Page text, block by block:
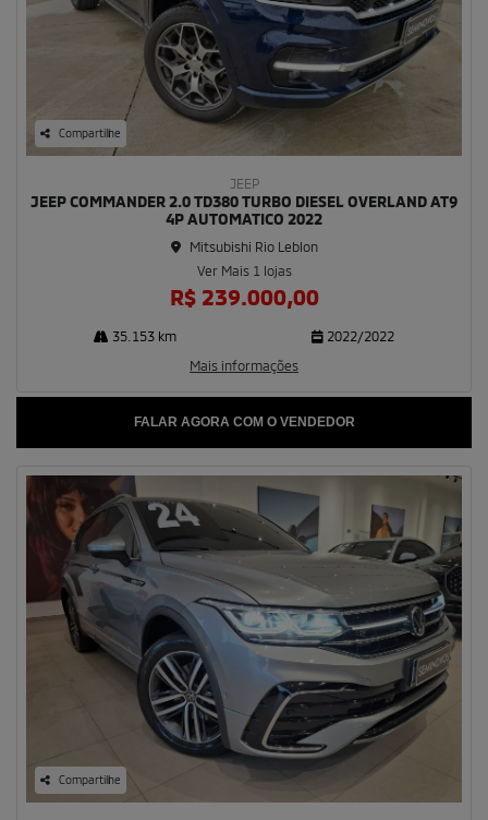
Compartilhe
JEEP
JEEP COMMANDER 2.0 TD380 TURBO DIESEL OVERLAND AT9
4P AUTOMATICO 2022
Mitsubishi Rio Leblon
Ver Mais 1 lojas
R$ 239.000,00
35.153 km
2022/2022
Mais informações
FALAR AGORA COM O VENDEDOR
Compartilhe